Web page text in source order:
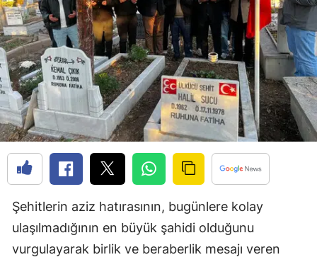
Bolu
Burdur
Bursa
Çanakkale
Çankırı
Çorum
Denizli
Diyarbakır
Edirne
Şehitlerin aziz hatırasının, bugünlere kolay
ulaşılmadığının en büyük şahidi olduğunu
vurgulayarak birlik ve beraberlik mesajı veren